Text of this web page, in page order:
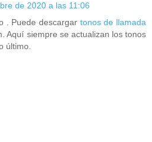
de 2020 a las 11:06
. Puede descargar tonos de llamada
Aquí siempre se actualizan los tonos
último.